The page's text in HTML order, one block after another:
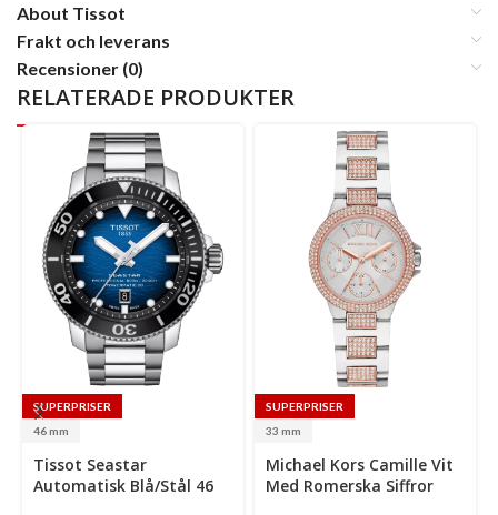
About Tissot
Frakt och leverans
Recensioner (0)
RELATERADE PRODUKTER
SUPERPRISER
46 mm
options
Tissot Seastar
Automatisk Blå/Stål 46
SUPERPRISER
33 mm
options
Michael Kors Camille Vit
Med Romerska Siffror